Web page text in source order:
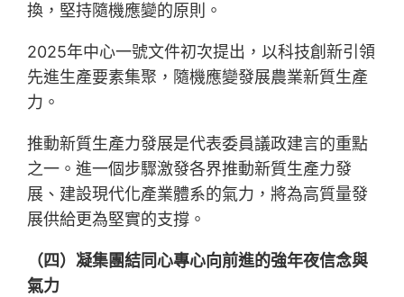
換，堅持隨機應變的原則。
2025年中心一號文件初次提出，以科技創新引領
先進生產要素集聚，隨機應變發展農業新質生產
力。
推動新質生產力發展是代表委員議政建言的重點
之一。進一個步驟激發各界推動新質生產力發
展、建設現代化產業體系的氣力，將為高質量發
展供給更為堅實的支撐。
（四）凝集團結同心專心向前進的強年夜信念與
氣力